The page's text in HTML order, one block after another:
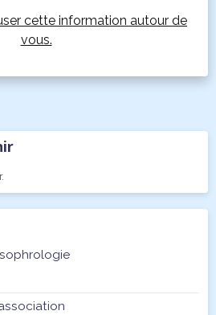
cette information autour de
vous.